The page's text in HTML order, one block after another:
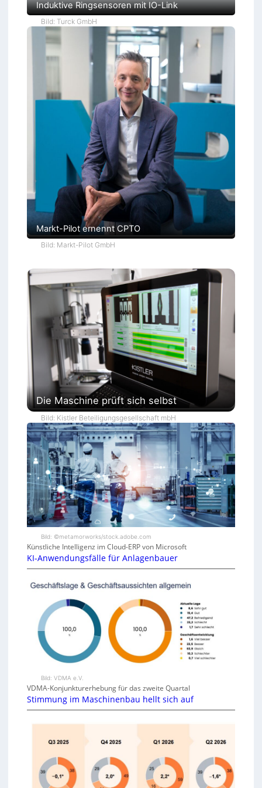
Induktive Ringsensoren mit IO-Link
Bild: Turck GmbH
Markt-Pilot ernennt CPTO
Bild: Markt-Pilot GmbH
Die Maschine prüft sich selbst
Bild: Kistler Beteiligungsgesellschaft mbH
Bild: ©metamorworks/stock.adobe.com
Künstliche Intelligenz im Cloud-ERP von Microsoft
KI-Anwendungsfälle für Anlagenbauer
Bild: VDMA e.V.
VDMA-Konjunkturerhebung für das zweite Quartal
Stimmung im Maschinenbau hellt sich auf